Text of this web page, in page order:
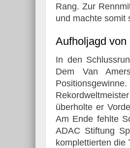
Rang. Zur
und machte somit
Aufholjagd
In den
Dem Van
überholte er
Am Ende fehlte
ADAC Stiftung
komplettierten die